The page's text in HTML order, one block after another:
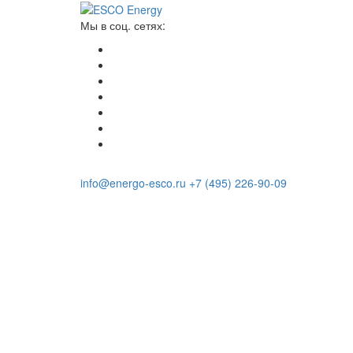
Мы в соц. сетях:
info@energo-esco.ru +7 (495) 226-90-09